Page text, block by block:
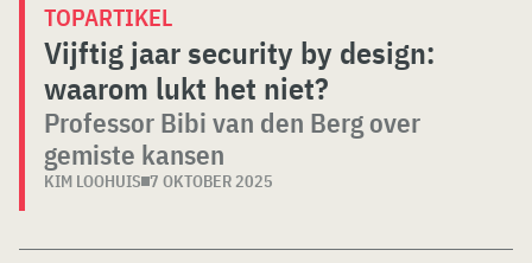
TOPARTIKEL
Vijftig jaar security by design:
waarom lukt het niet?
Professor Bibi van den Berg over
gemiste kansen
KIM LOOHUIS 7 OKTOBER 2025